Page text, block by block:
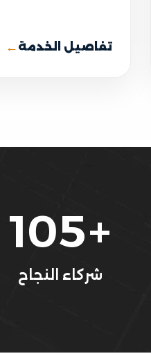
تفاصيل الخدمة ←
+
105
شركاء النجاح